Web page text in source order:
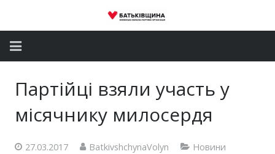
Новини
Партійці взяли участь у
місячнику милосердя
27.03.2017 BatkivshchynaVolyn
Новини